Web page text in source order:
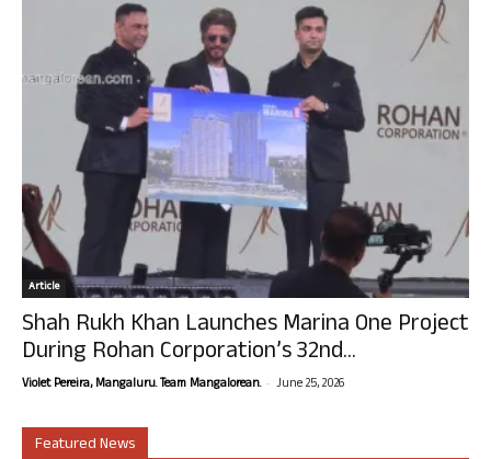
Article
Shah Rukh Khan Launches Marina One Project
During Rohan Corporation’s 32nd...
Violet Pereira, Mangaluru. Team Mangalorean. - June 25, 2026
Featured News